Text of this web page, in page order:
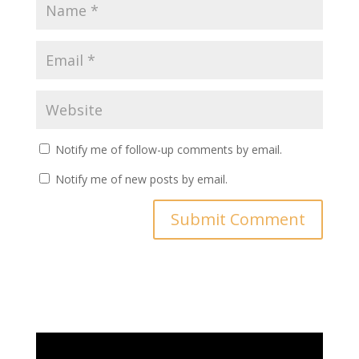
Notify me of follow-up comments by email.
Notify me of new posts by email.